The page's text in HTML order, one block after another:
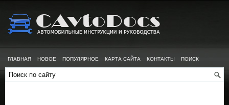
ГЛАВНАЯ НОВОЕ ПОПУЛЯРНОЕ КАРТА САЙТА КОНТАКТЫ ПОИСК